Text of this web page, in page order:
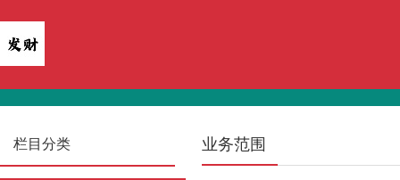
栏目分类 业务范围